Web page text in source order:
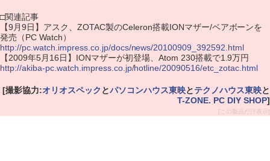
□関連記事
【9月9日】アスク、ZOTAC製のCeleron搭載IONマザー/ベアボーンを
発売（PC Watch）
http://pc.watch.impress.co.jp/docs/news/20100909_392592.html
【2009年5月16日】IONマザーが初登場、Atom 230搭載で1.9万円
http://akiba-pc.watch.impress.co.jp/hotline/20090516/etc_zotac.html
[撮影協力:オリオスペック とパソコンハウス東映とテクノハウス東映と
T-ZONE. PC DIY SHOP]
[この製品だけ表示]